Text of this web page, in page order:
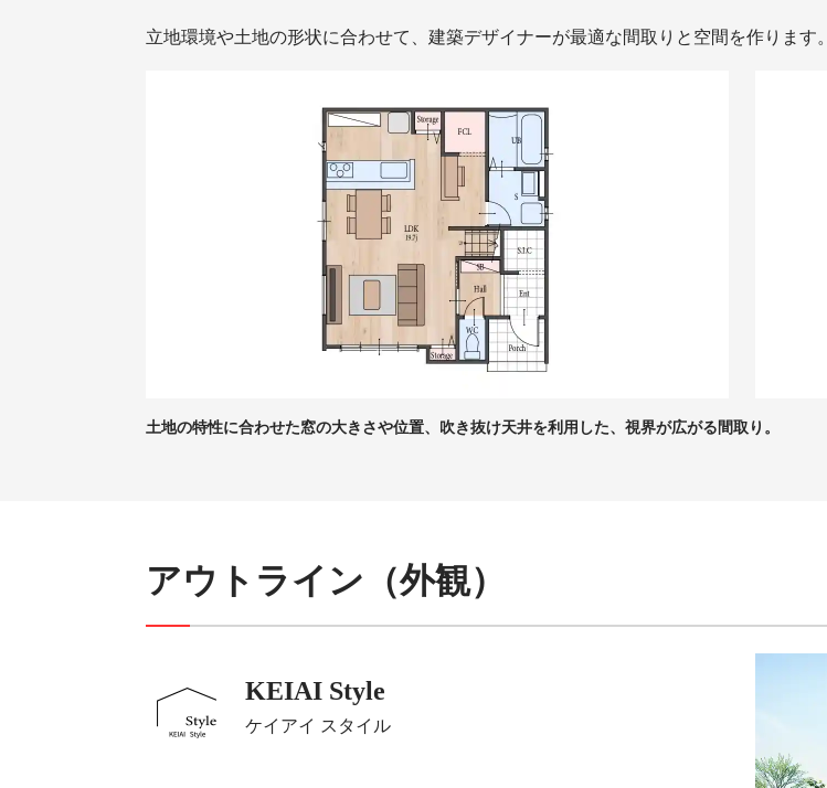
立地環境や土地の形状に合わせて、建築デザイナーが最適な間取りと空間を作ります。
土地の特性に合わせた窓の大きさや位置、吹き抜け天井を利用した、視界が広がる間取り。
アウトライン（外観）
KEIAI Style
ケイアイ スタイル